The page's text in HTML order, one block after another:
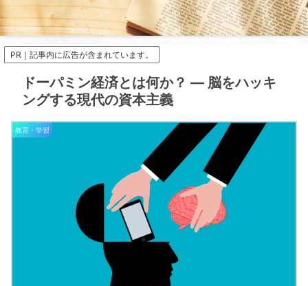
PR｜記事内に広告が含まれています。
ドーパミン経済とは何か？ ― 脳をハッキ
ングする現代の資本主義
教育・学習